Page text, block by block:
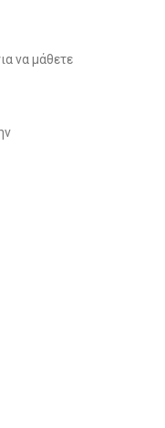
να μάθετε